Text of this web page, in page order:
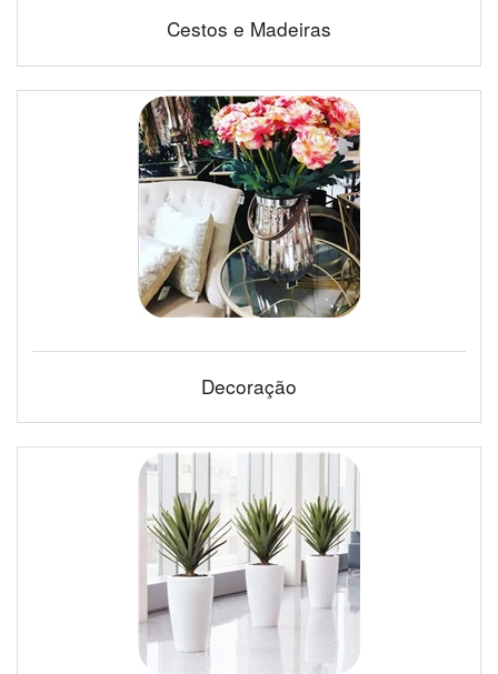
Cestos e Madeiras
Decoração